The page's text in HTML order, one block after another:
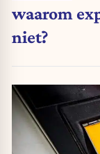
waarom
niet?